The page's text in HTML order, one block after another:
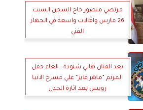
مرتضي منصور خاج السجن السبت
26 مارس واقالات واسعة في الجهاز
الفني
بعد الفنان هاني شنودة ..الغاء حفل
المرنم ”ماهر فايز” علي مسرح الانبا
رويس بعد اثارة الجدل